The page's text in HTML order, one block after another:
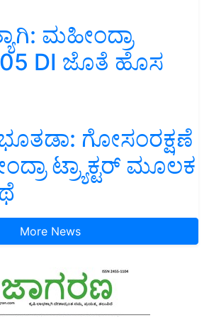
ಮಹೀಂದ್ರಾ
DI ಜೊತೆ ಹೊಸ
ಗೋಸಂರಕ್ಷಣೆ
ಟ್ರ್ಯಾಕ್ಟರ್ ಮೂಲಕ
More News